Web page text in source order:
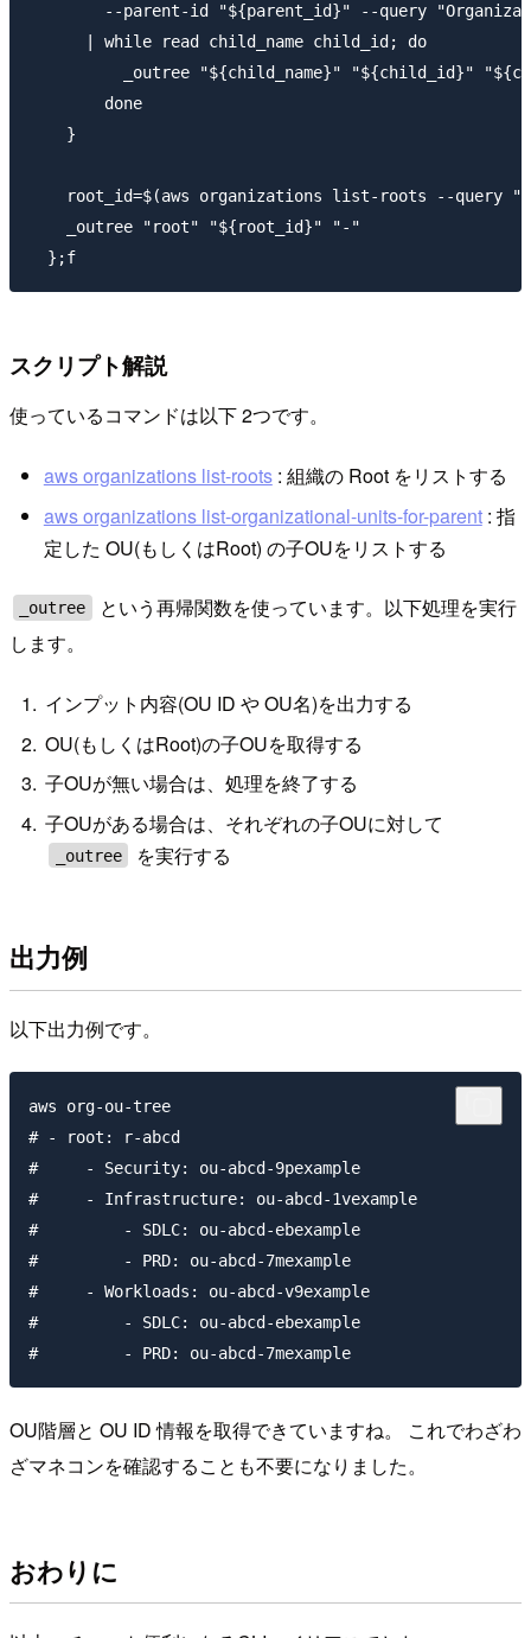
--parent-id "${parent_id}" --query
      | while read child_name child_id; do
_outree "${child_name}" "${child_id}"
        done
    }
root_id=$(aws organizations list-roots --query
    _outree "root" "${root_id}" "-"
スクリプト解説
使っているコマンドは以下 2つです。
aws organizations list-roots: 組織の Root をリストする
aws organizations list-organizational-units-for-parent: 指
定した OU(もしくはRoot) の子OUをリストする
_outree
という再帰関数を使っています。以下処理を実行
します。
インプット内容(OU ID や OU名)を出力する
OU(もしくはRoot)の子OUを取得する
子OUが無い場合は、処理を終了する
子OUがある場合は、それぞれの子OUに対して
_outree を実行する
出力例
以下出力例です。
aws org-ou-tree
# - root: r-abcd
#     - Security: ou-abcd-9pexample
#     - Infrastructure: ou-abcd-1vexample
#         - SDLC: ou-abcd-ebexample
#         - PRD: ou-abcd-7mexample
#     - Workloads: ou-abcd-v9example
#         - SDLC: ou-abcd-ebexample
OU階層と OU ID 情報を取得できていますね。 これでわざわ
ざマネコンを確認することも不要になりました。
おわりに